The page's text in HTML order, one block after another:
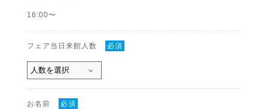
16:00〜
フェア当日来館人数 必須
お名前 必須